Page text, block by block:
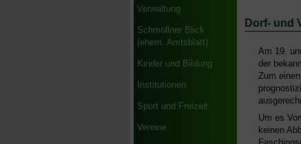
Verwaltung
Schmöllner Blick
(ehem. Amtsblatt)
Kinder und Bildung
Institutionen
Sport und Freizeit
Vereine
Dorf- und
Am 19.
der
Zum
Um es
keinen